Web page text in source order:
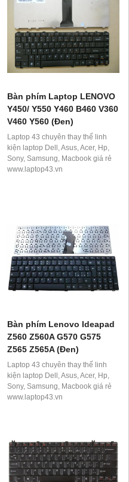
Bàn phím Laptop LENOVO
Y450/ Y550 Y460 B460 V360
V460 Y560 (Đen)
Laptop 43 chuyên thay thế linh
kiện laptop Dell, Asus, Acer, Hp,
Sony, Samsung, Macbook giá rẻ
www.laptop43.vn
Bàn phím Lenovo Ideapad
Z560 Z560A G570 G575
Z565 Z565A (Đen)
Laptop 43 chuyên thay thế linh
kiện laptop Dell, Asus, Acer, Hp,
Sony, Samsung, Macbook giá rẻ
www.laptop43.vn